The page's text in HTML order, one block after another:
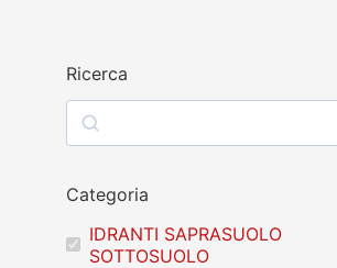
Ricerca
Categoria
IDRANTI SAPRASUOLO
SOTTOSUOLO